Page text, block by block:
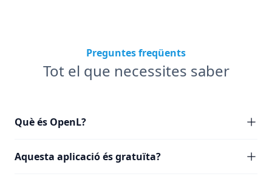
Preguntes freqüents
Tot el que necessites saber
Què és OpenL?
Aquesta aplicació és gratuïta?